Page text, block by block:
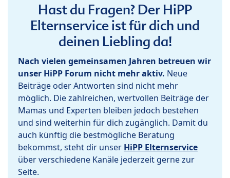
Hast du Fragen? Der HiPP
Elternservice ist für dich und
deinen Liebling da!
Nach vielen gemeinsamen Jahren betreuen wir
unser HiPP Forum nicht mehr aktiv. Neue
Beiträge oder Antworten sind nicht mehr
möglich. Die zahlreichen, wertvollen Beiträge der
Mamas und Experten bleiben jedoch bestehen
und sind weiterhin für dich zugänglich. Damit du
auch künftig die bestmögliche Beratung
bekommst, steht dir unser HiPP Elternservice
über verschiedene Kanäle jederzeit gerne zur
Seite.